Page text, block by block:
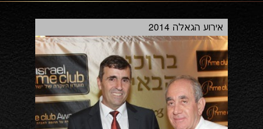
אירוע הגאלה 2014